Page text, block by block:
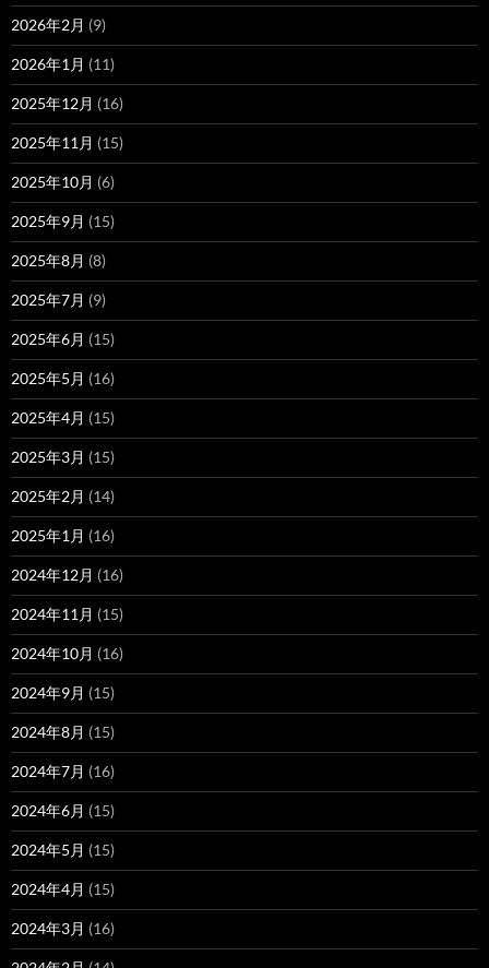
2026年2月 (9)
2026年1月 (11)
2025年12月 (16)
2025年11月 (15)
2025年10月 (6)
2025年9月 (15)
2025年8月 (8)
2025年7月 (9)
2025年6月 (15)
2025年5月 (16)
2025年4月 (15)
2025年3月 (15)
2025年2月 (14)
2025年1月 (16)
2024年12月 (16)
2024年11月 (15)
2024年10月 (16)
2024年9月 (15)
2024年8月 (15)
2024年7月 (16)
2024年6月 (15)
2024年5月 (15)
2024年4月 (15)
2024年3月 (16)